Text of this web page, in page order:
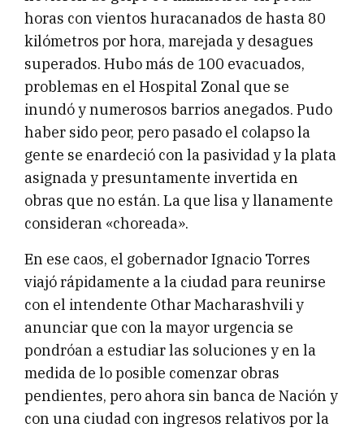
horas con vientos huracanados de hasta 80
kilómetros por hora, marejada y desagues
superados. Hubo más de 100 evacuados,
problemas en el Hospital Zonal que se
inundó y numerosos barrios anegados. Pudo
haber sido peor, pero pasado el colapso la
gente se enardeció con la pasividad y la plata
asignada y presuntamente invertida en
obras que no están. La que lisa y llanamente
consideran «choreada».
En ese caos, el gobernador Ignacio Torres
viajó rápidamente a la ciudad para reunirse
con el intendente Othar Macharashvili y
anunciar que con la mayor urgencia se
pondróan a estudiar las soluciones y en la
medida de lo posible comenzar obras
pendientes, pero ahora sin banca de Nación y
con una ciudad con ingresos relativos por la